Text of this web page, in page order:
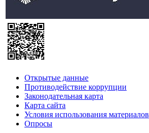
Открытые данные
Противодействие коррупции
Законодательная карта
Карта сайта
Условия использования материалов
Опросы